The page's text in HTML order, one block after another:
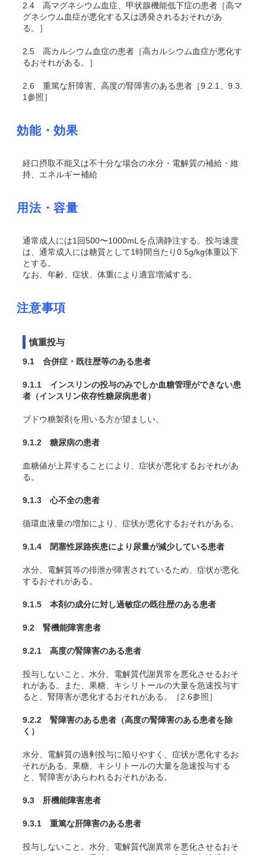
2.4 高マグネシウム血症、甲状腺機能低下症の患者［高マ
グネシウム血症が悪化する又は誘発されるおそれがあ
る。］
2.5 高カルシウム血症の患者［高カルシウム血症が悪化す
るおそれがある。］
2.6 重篤な肝障害、高度の腎障害のある患者［9.2.1、9.3.
1参照］
効能・効果
経口摂取不能又は不十分な場合の水分・電解質の補給・維
持、エネルギー補給
用法・容量
通常成人には1回500〜1000mLを点滴静注する。投与速度
は、通常成人には糖質として1時間当たり0.5g/kg体重以下
とする。
なお、年齢、症状、体重により適宜増減する。
注意事項
慎重投与
9.1 合併症・既往歴等のある患者
9.1.1 インスリンの投与のみでしか血糖管理ができない患
者（インスリン依存性糖尿病患者）
ブドウ糖製剤を用いる方が望ましい。
9.1.2 糖尿病の患者
血糖値が上昇することにより、症状が悪化するおそれがあ
る。
9.1.3 心不全の患者
循環血液量の増加により、症状が悪化するおそれがある。
9.1.4 閉塞性尿路疾患により尿量が減少している患者
水分、電解質等の排泄が障害されているため、症状が悪化
するおそれがある。
9.1.5 本剤の成分に対し過敏症の既往歴のある患者
9.2 腎機能障害患者
9.2.1 高度の腎障害のある患者
投与しないこと。水分、電解質代謝異常を悪化させるおそ
れがある。また、果糖、キシリトールの大量を急速投与す
ると、腎障害が悪化するおそれがある。［2.6参照］
9.2.2 腎障害のある患者（高度の腎障害のある患者を除
く）
水分、電解質の過剰投与に陥りやすく、症状が悪化するお
それがある。果糖、キシリトールの大量を急速投与する
と、腎障害があらわれるおそれがある。
9.3 肝機能障害患者
9.3.1 重篤な肝障害のある患者
投与しないこと。水分、電解質代謝異常を悪化させるおそ